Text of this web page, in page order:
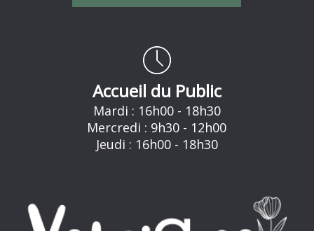
Accueil du Public
Mardi : 16h00 - 18h30
Mercredi : 9h30 - 12h00
Jeudi : 16h00 - 18h30